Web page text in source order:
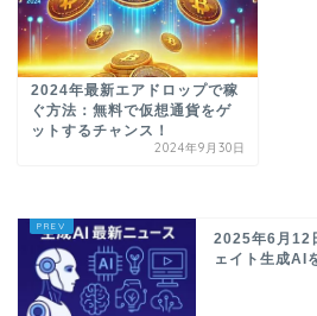
2024年最新エアドロップで稼
ぐ方法：無料で仮想通貨をゲ
ットするチャンス！
2024年9月30日
2025年6月12
ェイト生成AI